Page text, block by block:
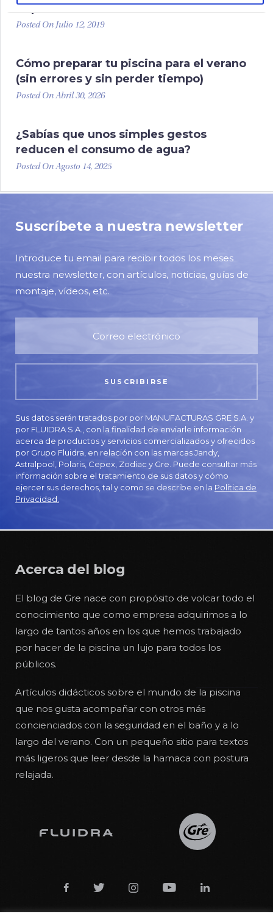
depuradora?
Posted On Julio 12, 2019
Cómo preparar tu piscina para el verano
(sin errores y sin perder tiempo)
Posted On Abril 30, 2026
¿Sabías que unos simples gestos
reducen el consumo de agua?
Posted On Agosto 14, 2025
Suscríbete a nuestra newsletter
Introduce tu email para recibir todos los meses
nuestra newsletter, con artículos, noticias, guías de
montaje, vídeos, etc.
Sus datos serán tratados por por MANUFACTURAS GRE S.A. y
por FLUIDRA S.A., con la finalidad de enviarle información
acerca de productos y servicios comercializados y ofrecidos
por Grupo Fluidra, en relación con las marcas Jandy,
Astralpool, Polaris, Cepex, Zodiac y Gre. Puede consultar más
información sobre el tratamiento de sus datos y cómo
ejercer sus derechos, tal y como se describe en la Política de
Privacidad.
Acerca del blog
El blog de Gre nace con propósito de volcar todo el
conocimiento que como empresa adquirimos a lo
largo de tantos años en los que hemos trabajado
por hacer de la piscina un lujo para todos los
públicos.
Artículos didácticos sobre el mundo de la piscina
que nos gusta acompañar con otros más
concienciados con la seguridad en el baño y a lo
largo del verano. Con un pequeño sitio para textos
más ligeros que leer desde la hamaca con postura
relajada.
    